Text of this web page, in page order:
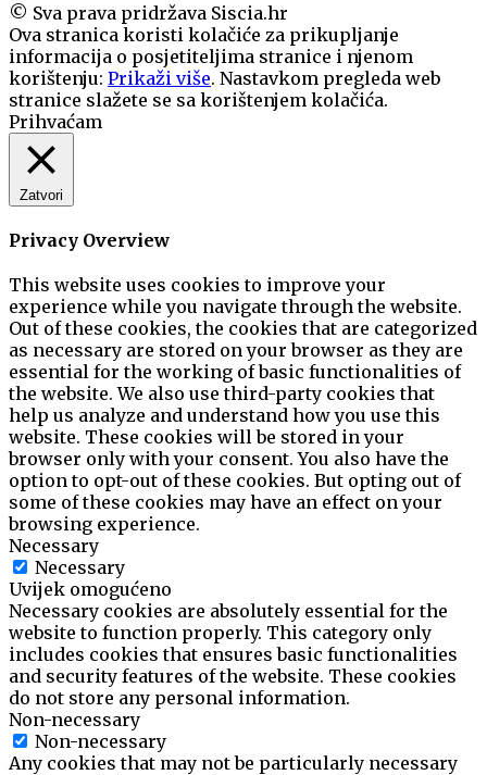
© Sva prava pridržava Siscia.hr
Ova stranica koristi kolačiće za prikupljanje
informacija o posjetiteljima stranice i njenom
korištenju: Prikaži više. Nastavkom pregleda web
stranice slažete se sa korištenjem kolačića.
Prihvaćam
Zatvori
Privacy Overview
This website uses cookies to improve your
experience while you navigate through the website.
Out of these cookies, the cookies that are categorized
as necessary are stored on your browser as they are
essential for the working of basic functionalities of
the website. We also use third-party cookies that
help us analyze and understand how you use this
website. These cookies will be stored in your
browser only with your consent. You also have the
option to opt-out of these cookies. But opting out of
some of these cookies may have an effect on your
browsing experience.
Necessary
Necessary
Uvijek omogućeno
Necessary cookies are absolutely essential for the
website to function properly. This category only
includes cookies that ensures basic functionalities
and security features of the website. These cookies
do not store any personal information.
Non-necessary
Non-necessary
Any cookies that may not be particularly necessary